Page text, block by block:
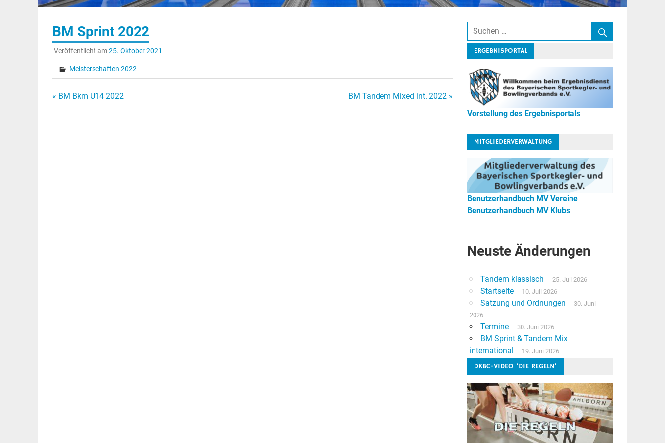
BM Sprint 2022
Veröffentlicht am25. Oktober 2021
Meisterschaften 2022
Beitragsnavigation
« BM Bkm U14 2022 BM Tandem Mixed int. 2022 »
ERGEBNISPORTAL
Vorstellung des Ergebnisportals
MITGLIEDERVERWALTUNG
Benutzerhandbuch MV Vereine
Benutzerhandbuch MV Klubs
Neuste Änderungen
Tandem klassisch 25. Juli 2026
Startseite 10. Juli 2026
Satzung und Ordnungen
30. Juni
2026
Termine 30. Juni 2026
BM Sprint & Tandem Mix
international
19. Juni 2026
DKBC-VIDEO ‘DIE REGELN’